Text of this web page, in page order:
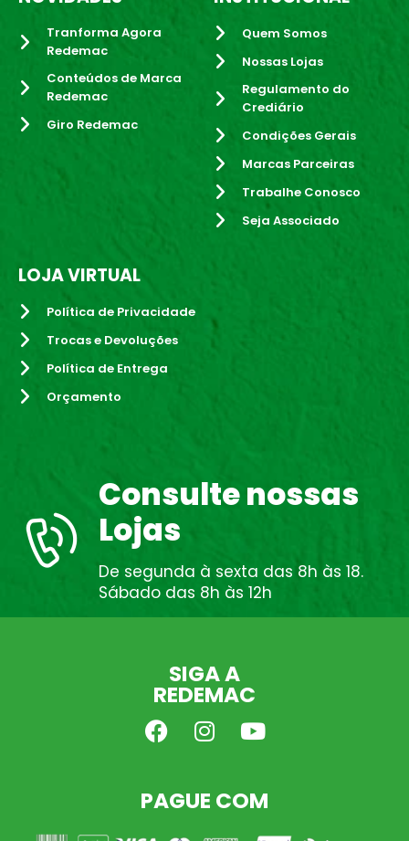
Tranforma Agora
Redemac
Conteúdos de Marca
Redemac
Giro Redemac
Quem Somos
Nossas Lojas
Regulamento do
Crediário
Condições Gerais
Marcas Parceiras
Trabalhe Conosco
Seja Associado
LOJA VIRTUAL
Política de Privacidade
Trocas e Devoluções
Política de Entrega
Orçamento
Consulte nossas
Lojas
De segunda à sexta das 8h às 18.
Sábado das 8h às 12h
SIGA A
REDEMAC
PAGUE COM